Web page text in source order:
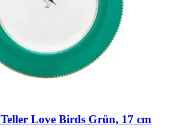
Teller Love Birds Grün, 17 cm